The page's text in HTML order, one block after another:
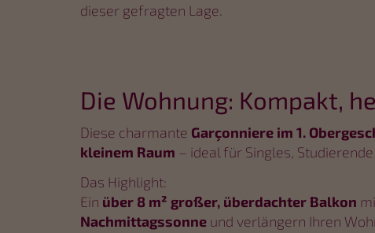
dieser gefragten Lage.
Die Wohnung: Kompakt,
Diese charmante Garçonniere im 1.
kleinem Raum – ideal für Singles,
Das Highlight:
Ein über 8 m² großer, überdachter Balkon
Nachmittagssonne und verlängern Ihren